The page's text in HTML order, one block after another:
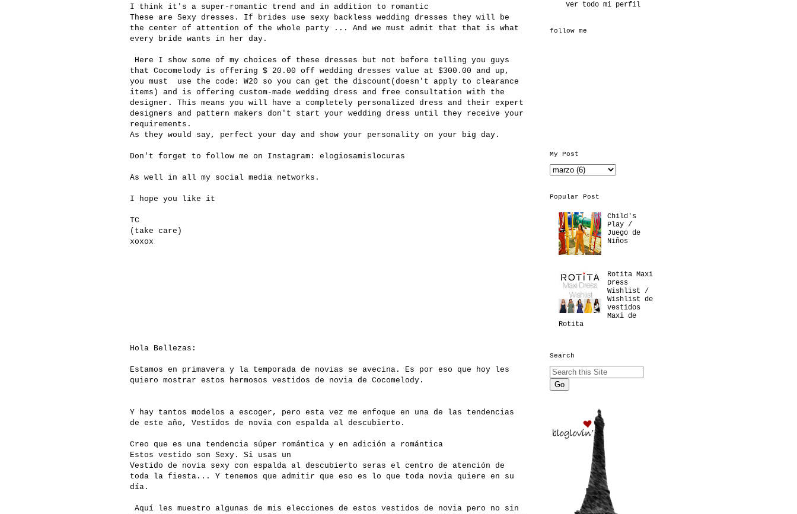
I think it's a super-romantic trend and in addition to romantic
These are Sexy dresses. If brides use sexy backless wedding dresses they will be
the center of attention of the whole party ... And we must admit that that is what
every bride wants in her day.
Here I show some of my choices of these dresses but not before telling you guys
that Cocomelody is offering $ 20.00 off wedding dresses value at $300.00 and up,
you must use the code: W20 so you can get the discount(doesn't apply to clearance
items) and is offering custom-made wedding dress and free consultation with the
designer. This means you will have a completely personalized dress and their expert
designers and pattern makers don't start your wedding dress until they receive your
requirements.
As they would say, perfect your day and show your personality on your big day.
Don't forget to follow me on Instagram: elogiosamislocuras
As well in all my social media networks.
I hope you like it
TC
(take care)
xoxox
Hola Bellezas:
Estamos en primavera y la temporada de novias se avecina. Es por eso que hoy les
quiero mostrar estos hermosos vestidos de novia de Cocomelody.
Y hay tantos modelos a escoger, pero esta vez me enfoque en una de las tendencias
de este año, Vestidos de novia con espalda al descubierto.
Creo que es una tendencia súper romántica y en adición a romántica
Estos vestido son Sexy. Si usas un
Vestido de novia sexy con espalda al descubierto seras el centro de atención de
toda la fiesta... Y tenemos que admitir que eso es lo que toda novia quiere en su
día.
Aquí les muestro algunas de mis elecciones de estos vestidos de novia pero no sin
Ver todo mi perfil
follow me
My Post
Popular Post
Child's
Play /
Juego de
Niños
Rotita Maxi
Dress
Wishlist /
Wishlist de
vestidos
Maxi de
Rotita
Search